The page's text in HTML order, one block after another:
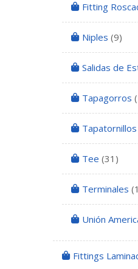
Fitting
Niples (9)
Salidas de
Tapagorros
Tapatornillos
Tee (31)
Terminales
Unión
Fittings